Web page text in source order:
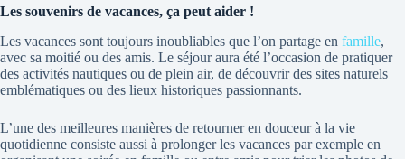
Les souvenirs de vacances, ça peut aider !
Les vacances sont toujours inoubliables que l’on partage en famille,
avec sa moitié ou des amis. Le séjour aura été l’occasion de pratiquer
des activités nautiques ou de plein air, de découvrir des sites naturels
emblématiques ou des lieux historiques passionnants.
L’une des meilleures manières de retourner en douceur à la vie
quotidienne consiste aussi à prolonger les vacances par exemple en